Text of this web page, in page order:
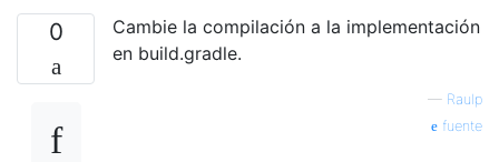
0
Cambie la compilación a la implementación
en build.gradle.
— Raulp
fuente